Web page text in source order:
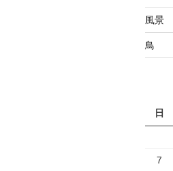
風景
鳥
日
7